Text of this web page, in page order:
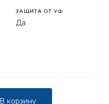
ЗАЩИТА ОТ УФ
Да
В корзину